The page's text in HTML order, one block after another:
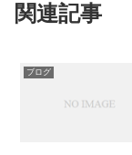
関連記事
ブログ